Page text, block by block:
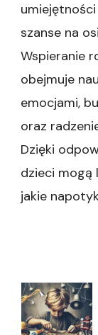
szanse na
Wspieranie
obejmuje
emocjami,
oraz
Dzięki
dzieci mogą
jakie